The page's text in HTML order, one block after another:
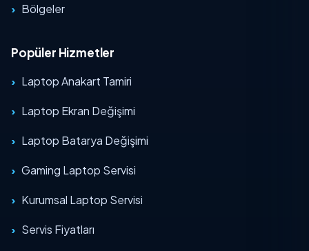
Bölgeler
Popüler Hizmetler
Laptop Anakart Tamiri
Laptop Ekran Değişimi
Laptop Batarya Değişimi
Gaming Laptop Servisi
Kurumsal Laptop Servisi
Servis Fiyatları